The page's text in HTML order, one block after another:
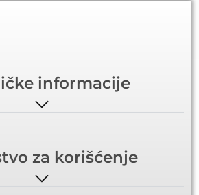
informacije
za korišćenje